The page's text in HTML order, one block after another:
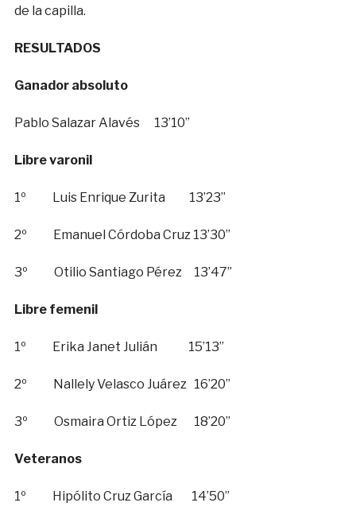
de la capilla.
RESULTADOS
Ganador absoluto
Pablo Salazar Alavés 13’10”
Libre varonil
1º Luis Enrique Zurita 13’23”
2º Emanuel Córdoba Cruz 13’30”
3º Otilio Santiago Pérez 13’47”
Libre femenil
1º Erika Janet Julián 15’13”
2º Nallely Velasco Juárez 16’20”
3º Osmaira Ortiz López 18’20”
Veteranos
1º Hipólito Cruz García 14’50”